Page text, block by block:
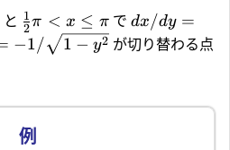
と 2
1 π < x ≤ π でdx/dy =
−1/ 1 − y2 が切り替わる点